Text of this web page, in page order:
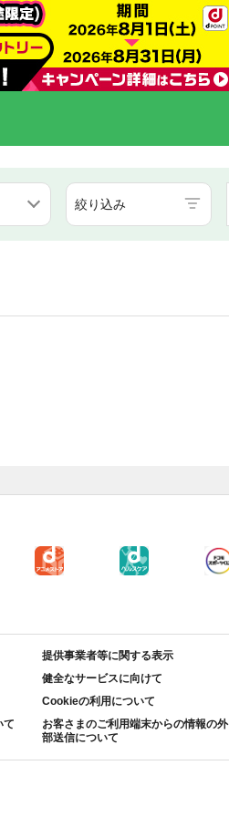
絞り込み
提供事業者等に関する表示
健全なサービスに向けて
Cookieの利用について
て
お客さまのご利用端末からの情報の外
部送信について